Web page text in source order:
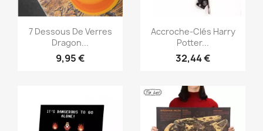
Aperçu rapide
7 Dessous De Verres
Dragon...
9,95 €
Aperçu rapide
Accroche-Clés Harry
Potter...
32,44 €